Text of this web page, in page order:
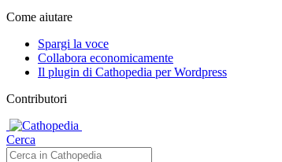
Come aiutare
Spargi la voce
Collabora economicamente
Il plugin di Cathopedia per Wordpress
Contributori
Cerca